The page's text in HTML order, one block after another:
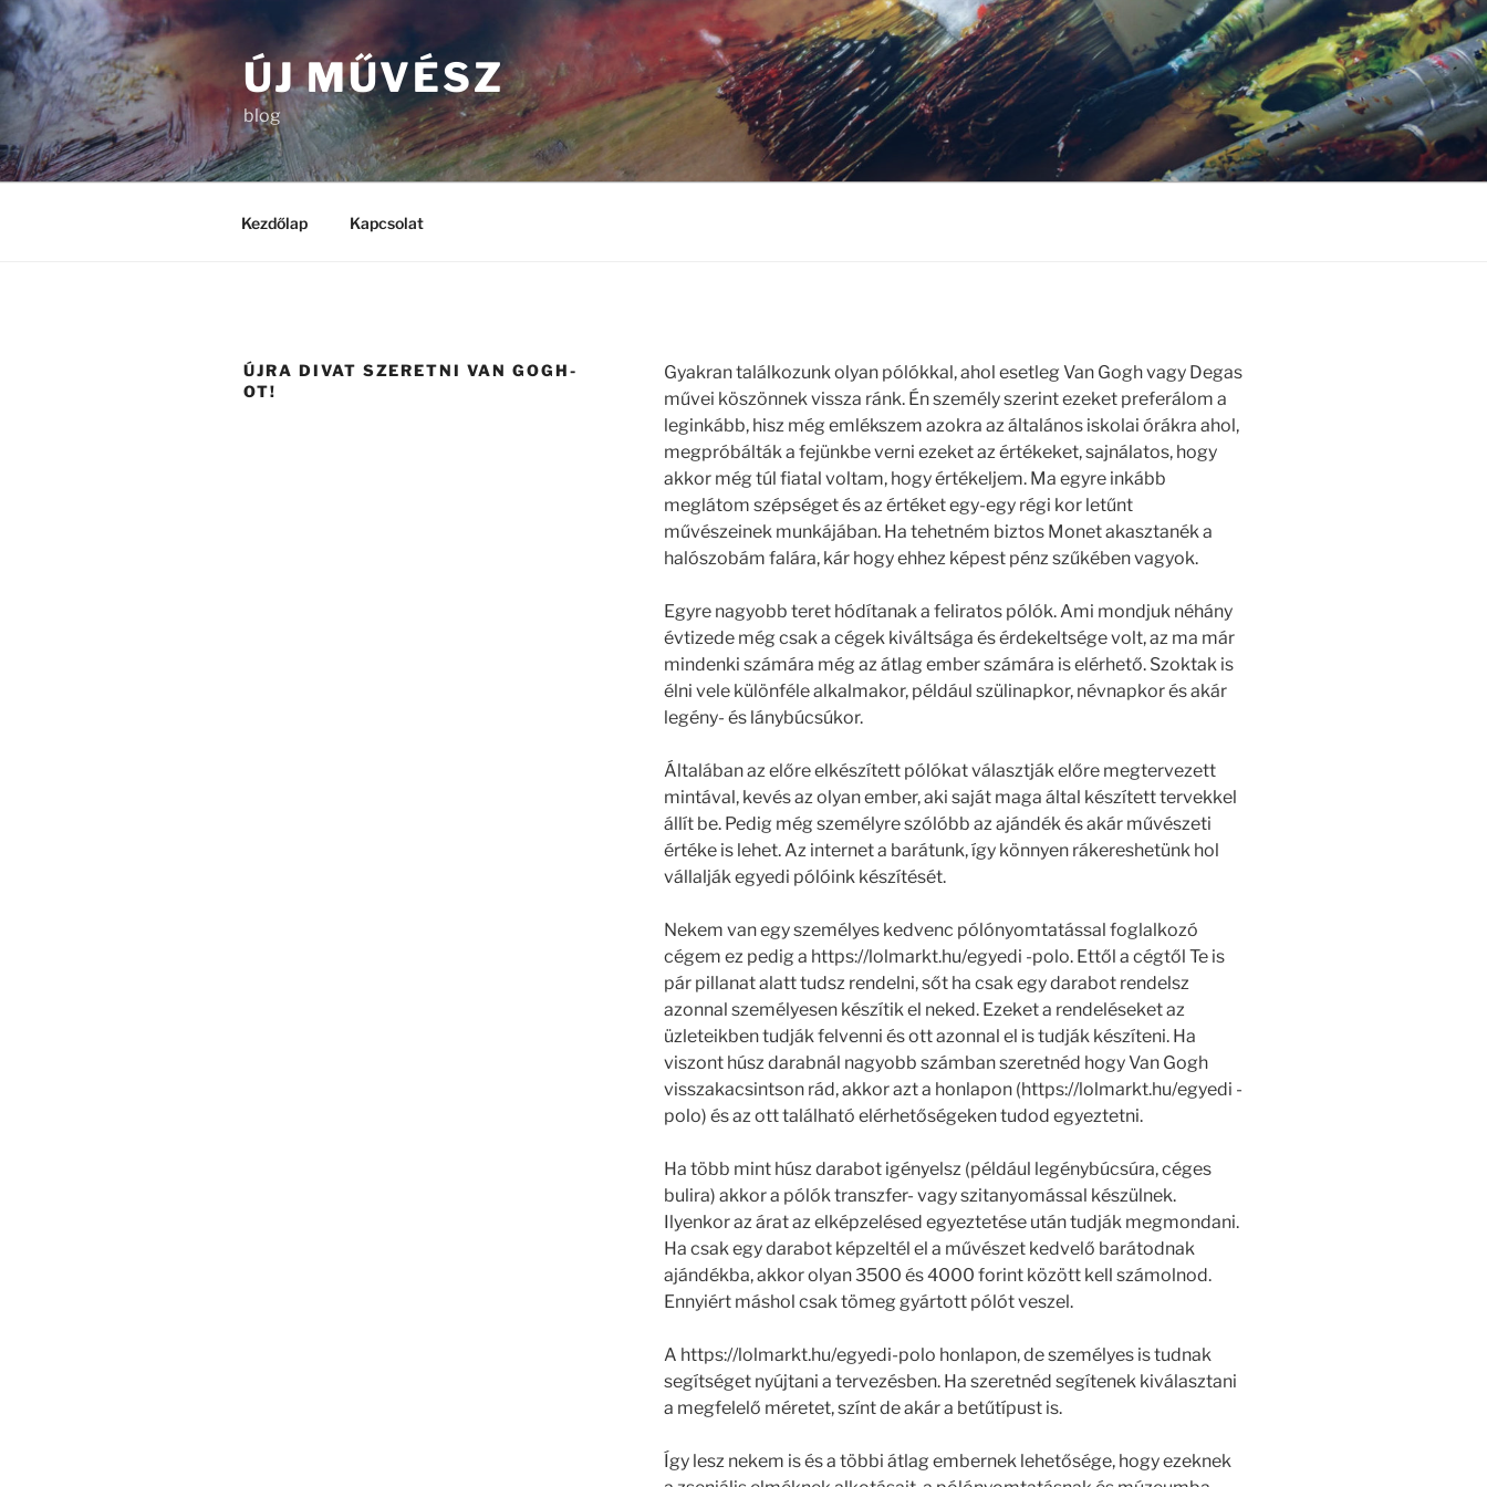
Tartalomhoz
ÚJ MŰVÉSZ
blog
Kezdőlap Kapcsolat
ÚJRA DIVAT SZERETNI VAN GOGH-
OT!
Gyakran találkozunk olyan pólókkal, ahol esetleg Van Gogh vagy Degas
művei köszönnek vissza ránk. Én személy szerint ezeket preferálom a
leginkább, hisz még emlékszem azokra az általános iskolai órákra ahol,
megpróbálták a fejünkbe verni ezeket az értékeket, sajnálatos, hogy
akkor még túl fiatal voltam, hogy értékeljem. Ma egyre inkább
meglátom szépséget és az értéket egy-egy régi kor letűnt
művészeinek munkájában. Ha tehetném biztos Monet akasztanék a
halószobám falára, kár hogy ehhez képest pénz szűkében vagyok.
Egyre nagyobb teret hódítanak a feliratos pólók. Ami mondjuk néhány
évtizede még csak a cégek kiváltsága és érdekeltsége volt, az ma már
mindenki számára még az átlag ember számára is elérhető. Szoktak is
élni vele különféle alkalmakor, például szülinapkor, névnapkor és akár
legény- és lánybúcsúkor.
Általában az előre elkészített pólókat választják előre megtervezett
mintával, kevés az olyan ember, aki saját maga által készített tervekkel
állít be. Pedig még személyre szólóbb az ajándék és akár művészeti
értéke is lehet. Az internet a barátunk, így könnyen rákereshetünk hol
vállalják egyedi pólóink készítését.
Nekem van egy személyes kedvenc pólónyomtatással foglalkozó
cégem ez pedig a https://lolmarkt.hu/egyedi -polo. Ettől a cégtől Te is
pár pillanat alatt tudsz rendelni, sőt ha csak egy darabot rendelsz
azonnal személyesen készítik el neked. Ezeket a rendeléseket az
üzleteikben tudják felvenni és ott azonnal el is tudják készíteni. Ha
viszont húsz darabnál nagyobb számban szeretnéd hogy Van Gogh
visszakacsintson rád, akkor azt a honlapon (https://lolmarkt.hu/egyedi -
polo) és az ott található elérhetőségeken tudod egyeztetni.
Ha több mint húsz darabot igényelsz (például legénybúcsúra, céges
bulira) akkor a pólók transzfer- vagy szitanyomással készülnek.
Ilyenkor az árat az elképzelésed egyeztetése után tudják megmondani.
Ha csak egy darabot képzeltél el a művészet kedvelő barátodnak
ajándékba, akkor olyan 3500 és 4000 forint között kell számolnod.
Ennyiért máshol csak tömeg gyártott pólót veszel.
A https://lolmarkt.hu/egyedi-polo honlapon, de személyes is tudnak
segítséget nyújtani a tervezésben. Ha szeretnéd segítenek kiválasztani
a megfelelő méretet, színt de akár a betűtípust is.
Így lesz nekem is és a többi átlag embernek lehetősége, hogy ezeknek